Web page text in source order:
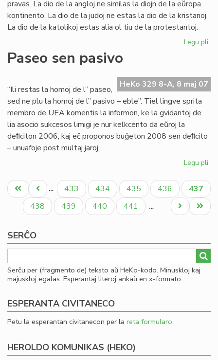
pravas. La dio de la angloj ne similas la diojn de la eŭropa
kontinento. La dio de la judoj ne estas la dio de la kristanoj.
La dio de la katolikoj estas alia ol tiu de la protestantoj.
Legu pli
Paseo sen pasivo
HeKo 329 8-A, 8 maj 07
“Ili restas la homoj de l” paseo,
sed ne plu la homoj de l” pasivo – eble”. Tiel lingve sprita
membro de UEA komentis la informon, ke la gvidantoj de
lia asocio sukcesos limigi je nur kelkcento da eŭroj la
deﬁciton 2006, kaj eĉ proponos buĝeton 2008 sen deﬁcito
– unuafoje post multaj jaroj.
Legu pli
Pagination
Unua
paĝo
Antaŭa
paĝo
… Paĝo
433 Paĝo
434 Paĝo
435 Paĝo
436
Aktuala
paĝo
437
Paĝo
438 Paĝo
439 Paĝo
440 Paĝo
441 …
Last
page
Next
page
SERĈO
Serĉu per (fragmento de) teksto aŭ HeKo-kodo. Minuskloj kaj
majuskloj egalas. Esperantaj literoj ankaŭ en x-formato.
ESPERANTA CIVITANECO
Petu la esperantan civitanecon per la reta formularo.
HEROLDO KOMUNIKAS (HEKO)